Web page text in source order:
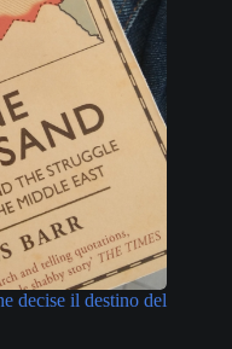
decise il destino del